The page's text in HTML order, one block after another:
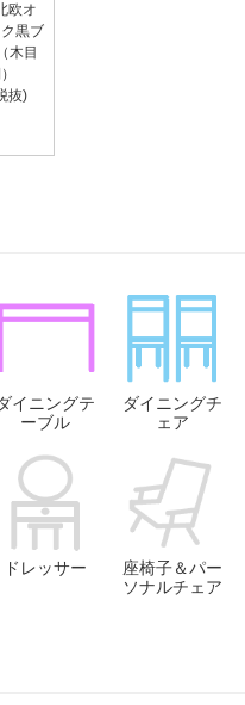
欧オ
黒ブ
木目
抜)
イニングテ
ーブル
ダイニングチ
ェア
ドレッサー
座椅子＆パー
ソナルチェア